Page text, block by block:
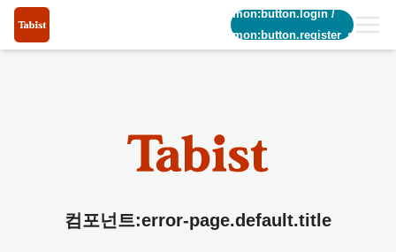
common:button.login/
common:button.register_short
컴포넌트:error-page.default.title